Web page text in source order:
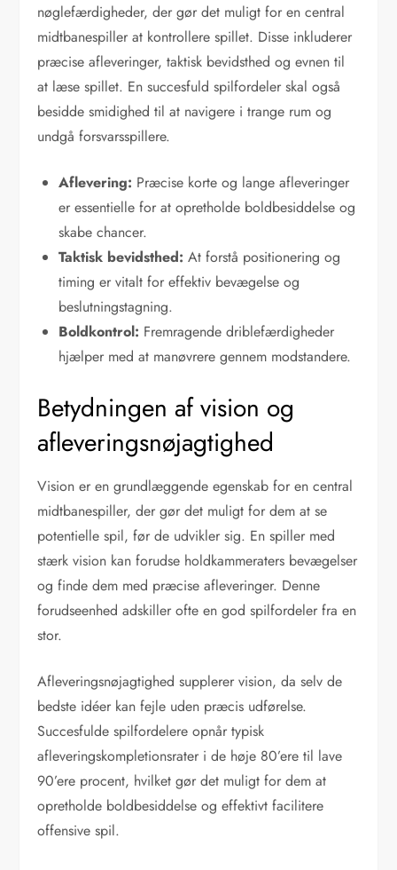
nøglefærdigheder, der gør det muligt for en central
midtbanespiller at kontrollere spillet. Disse inkluderer
præcise afleveringer, taktisk bevidsthed og evnen til
at læse spillet. En succesfuld spilfordeler skal også
besidde smidighed til at navigere i trange rum og
undgå forsvarsspillere.
Aflevering: Præcise korte og lange afleveringer
er essentielle for at opretholde boldbesiddelse og
skabe chancer.
Taktisk bevidsthed: At forstå positionering og
timing er vitalt for effektiv bevægelse og
beslutningstagning.
Boldkontrol: Fremragende driblefærdigheder
hjælper med at manøvrere gennem modstandere.
Betydningen af vision og
afleveringsnøjagtighed
Vision er en grundlæggende egenskab for en central
midtbanespiller, der gør det muligt for dem at se
potentielle spil, før de udvikler sig. En spiller med
stærk vision kan forudse holdkammeraters bevægelser
og finde dem med præcise afleveringer. Denne
forudseenhed adskiller ofte en god spilfordeler fra en
stor.
Afleveringsnøjagtighed supplerer vision, da selv de
bedste idéer kan fejle uden præcis udførelse.
Succesfulde spilfordelere opnår typisk
afleveringskompletionsrater i de høje 80’ere til lave
90’ere procent, hvilket gør det muligt for dem at
opretholde boldbesiddelse og effektivt facilitere
offensive spil.